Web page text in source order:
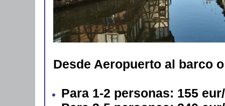
Desde Aeropuerto al barco
Para 1-2 personas: 155